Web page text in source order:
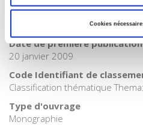
Cookies
CLIL (Version 2013-2019 )
3283 SCIENCES POLITIQUES
Date de première
20 janvier 2009
Code Identifiant de
Classification thématique
Type d'ouvrage
Monographie